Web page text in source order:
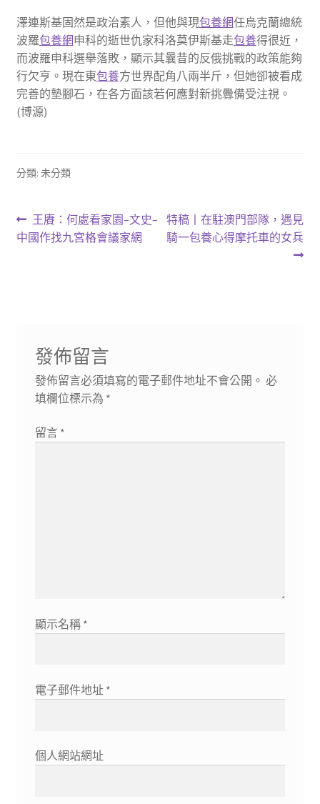
澤連斯基固然是政治素人，但他與現包養網任烏克蘭總統
波羅包養網申科的逝世仇家科洛莫伊斯基走包養得很近，
而波羅申科選舉落敗，顯示其曩昔的反俄挑戰的政策能夠
行欠亨。現在東包養方世界配角八兩半斤，但她卻被看成
完善的墊腳石，在各方面該若何應對新挑釁備受注視。
(博源)
分類: 未分類
文
章
上
一
王賡：何處看家園–文史–
中國作找九宮格會議家網
下
一
特稿丨在駐澳門部隊，遇見
騎一包養心得摩托車的女兵
發佈留言
發佈留言必須填寫的電子郵件地址不會公開。 必
填欄位標示為 *
留言 *
顯示名稱 *
電子郵件地址 *
個人網站網址